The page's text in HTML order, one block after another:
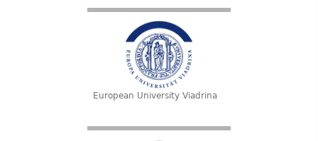
European University Viadrina